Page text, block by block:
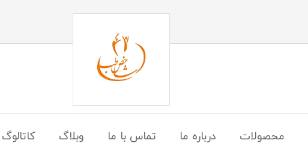
محصولات درباره ما تماس با ما وبلاگ کاتالوگ